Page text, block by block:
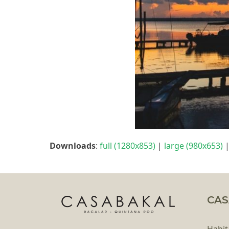
Downloads: full (1280x853) | large (980x653) |